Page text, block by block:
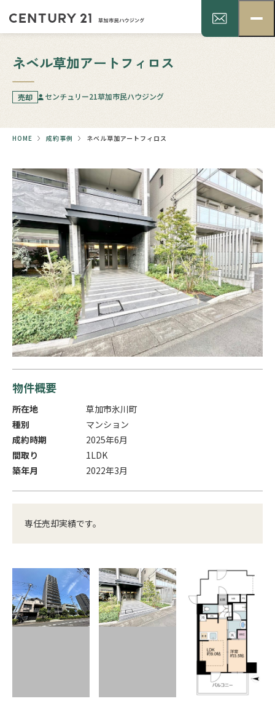
ネベル草加アートフィロス
売却 センチュリー21草加市民ハウジング
HOME 成約事例 ネベル草加アートフィロス
物件概要
所在地
草加市氷川町
種別
マンション
成約時期
2025年6月
間取り
1LDK
築年月
2022年3月
専任売却実績です。